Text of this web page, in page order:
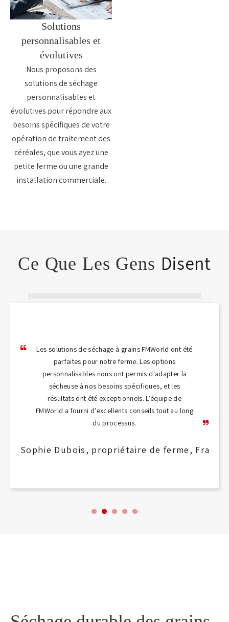
Solutions
personnalisables et
évolutives
Nous proposons des
solutions de séchage
personnalisables et
évolutives pour répondre aux
besoins spécifiques de votre
opération de traitement des
céréales, que vous ayez une
petite ferme ou une grande
installation commerciale.
Ce Que Les Gens Disent
Les solutions de séchage à grains FMWorld ont été
parfaites pour notre ferme. Les options
personnalisables nous ont permis d'adapter la
sécheuse à nos besoins spécifiques, et les
résultats ont été exceptionnels. L'équipe de
FMWorld a fourni d'excellents conseils tout au long
du processus.
Sophie Dubois, propriétaire de ferme, France